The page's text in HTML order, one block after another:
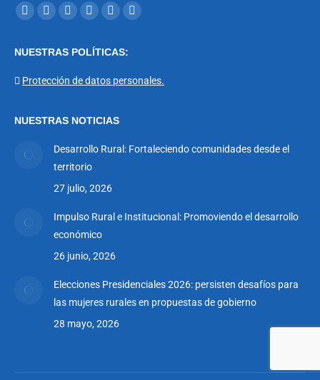
Encuéntranos en:
Facebook
opens
X
opens
YouTube
opens
Linkedin
opens
in
Instagram
opens
Mail
NUESTRAS POLÍTICAS:
Protección de datos personales.
NUESTRAS NOTICIAS
Desarrollo Rural: Fortaleciendo comunidades desde el
territorio
27 julio, 2026
Impulso Rural e Institucional: Promoviendo el desarrollo
económico
26 junio, 2026
Elecciones Presidenciales 2026: persisten desafíos para
las mujeres rurales en propuestas de gobierno
28 mayo, 2026